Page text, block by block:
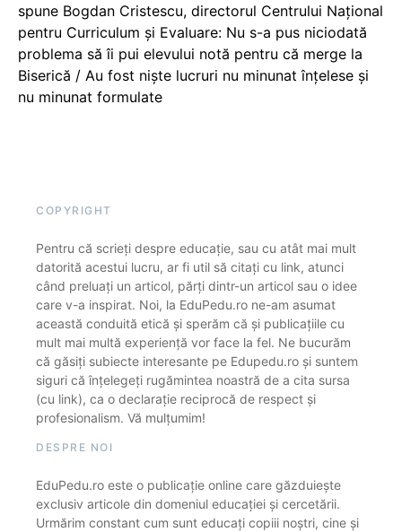
spune Bogdan Cristescu, directorul Centrului Național
pentru Curriculum și Evaluare: Nu s-a pus niciodată
problema să îi pui elevului notă pentru că merge la
Biserică / Au fost niște lucruri nu minunat înțelese și
nu minunat formulate
COPYRIGHT
Pentru că scrieți despre educație, sau cu atât mai mult
datorită acestui lucru, ar fi util să citați cu link, atunci
când preluați un articol, părți dintr-un articol sau o idee
care v-a inspirat. Noi, la EduPedu.ro ne-am asumat
această conduită etică și sperăm că și publicațiile cu
mult mai multă experiență vor face la fel. Ne bucurăm
că găsiți subiecte interesante pe Edupedu.ro și suntem
siguri că înțelegeți rugămintea noastră de a cita sursa
(cu link), ca o declarație reciprocă de respect și
profesionalism. Vă mulțumim!
DESPRE NOI
EduPedu.ro este o publicație online care găzduiește
exclusiv articole din domeniul educației și cercetării.
Urmărim constant cum sunt educați copiii noștri, cine și